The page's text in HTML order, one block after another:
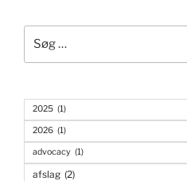
efter:
2025 (1)
2026 (1)
advocacy (1)
afslag (2)